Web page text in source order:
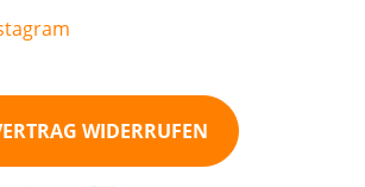
WIDERRUFEN